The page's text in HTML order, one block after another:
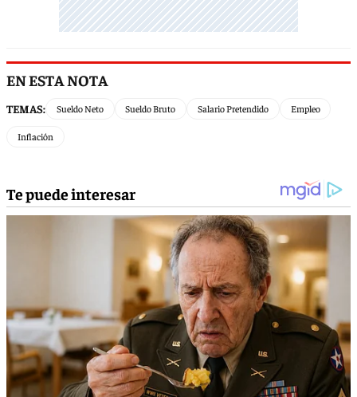
EN ESTA NOTA
TEMAS: Sueldo Neto Sueldo Bruto Salario Pretendido Empleo
Inflación